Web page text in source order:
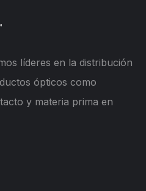
líderes en la distribución
ópticos como
y materia prima en